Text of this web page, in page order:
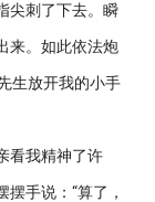
尖刺了下去。瞬
来。如此依法炮
生放开我的小手
看我精神了许
手说：“算了，